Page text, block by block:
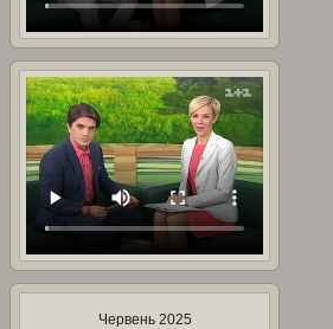
Червень 2025